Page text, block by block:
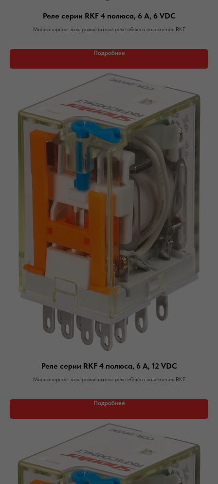
Реле серии RKF 4 полюса, 6 А, 6 VDC
Миниатюрное электромагнитное реле общего назначения RKF
Подробнее
Реле серии RKF 4 полюса, 6 А, 12 VDC
Миниатюрное электромагнитное реле общего назначения RKF
Подробнее